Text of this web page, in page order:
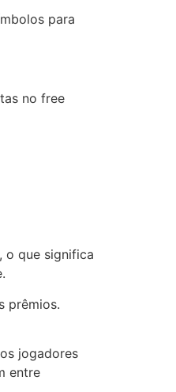
para
no free
o que significa
prêmios.
jogadores
entre